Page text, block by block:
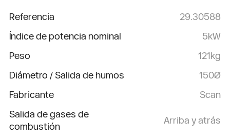
Referencia
29.30588
Índice de potencia nominal
5kW
Peso
121kg
Diámetro / Salida de humos
150Ø
Fabricante
Scan
Salida de gases de
combustión
Arriba y atrás